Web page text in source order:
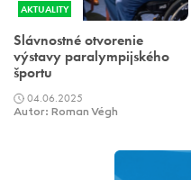
AKTUALITY
Slávnostné otvorenie
výstavy paralympijského
športu
04.06.2025
Autor: Roman Végh